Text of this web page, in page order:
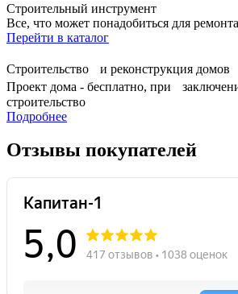
Строительный инструмент
Все, что может понадобиться для ремонта
Перейти в каталог
Строительство и реконструкция домов
Проект дома - бесплатно, при
строительство
Подробнее
Отзывы покупателей